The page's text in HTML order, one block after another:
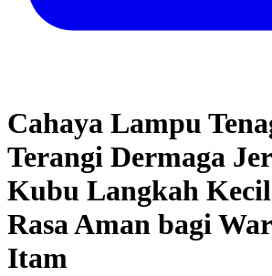
Cahaya Lampu
Terangi Dermaga
Kubu Langkah
Rasa Aman bagi
Itam